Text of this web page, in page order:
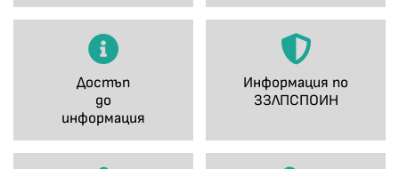
Достъп
до
информация
Информация по
ЗЗЛПСПОИН